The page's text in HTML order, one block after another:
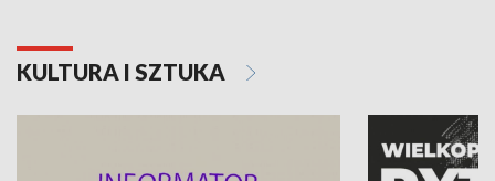
KULTURA I SZTUKA